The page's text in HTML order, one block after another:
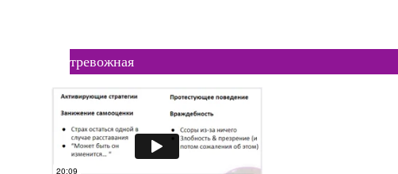
тревожная